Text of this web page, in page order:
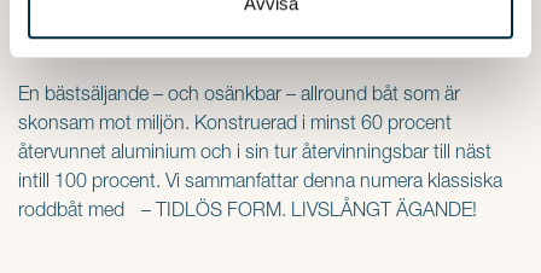
Andra fina dagar är denna rymliga båt med sina goda
förvaringsutrymmen en trevlig utflyktsbåt för lugna vatten.
En bästsäljande – och osänkbar – allround båt som är
skonsam mot miljön. Konstruerad i minst 60 procent
återvunnet aluminium och i sin tur återvinningsbar till näst
intill 100 procent. Vi sammanfattar denna numera klassiska
roddbåt med – TIDLÖS FORM. LIVSLÅNGT ÄGANDE!